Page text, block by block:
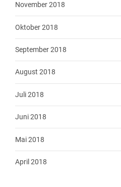
November 2018
Oktober 2018
September 2018
August 2018
Juli 2018
Juni 2018
Mai 2018
April 2018